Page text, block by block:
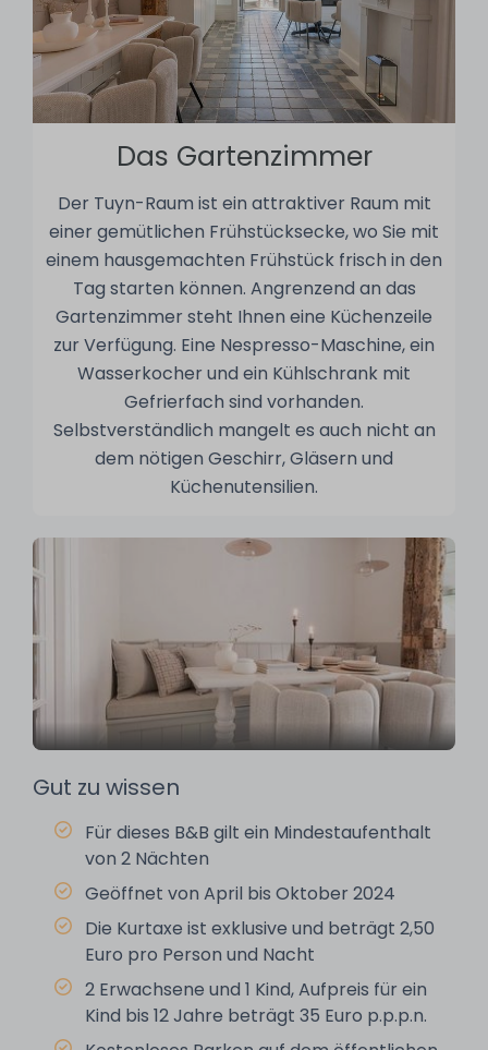
Das Gartenzimmer
Der Tuyn-Raum ist ein attraktiver Raum mit
einer gemütlichen Frühstücksecke, wo Sie mit
einem hausgemachten Frühstück frisch in den
Tag starten können. Angrenzend an das
Gartenzimmer steht Ihnen eine Küchenzeile
zur Verfügung. Eine Nespresso-Maschine, ein
Wasserkocher und ein Kühlschrank mit
Gefrierfach sind vorhanden.
Selbstverständlich mangelt es auch nicht an
dem nötigen Geschirr, Gläsern und
Küchenutensilien.
Gut zu wissen
Für dieses B&B gilt ein Mindestaufenthalt
von 2 Nächten
Geöffnet von April bis Oktober 2024
Die Kurtaxe ist exklusive und beträgt 2,50
Euro pro Person und Nacht
2 Erwachsene und 1 Kind, Aufpreis für ein
Kind bis 12 Jahre beträgt 35 Euro p.p.p.n.